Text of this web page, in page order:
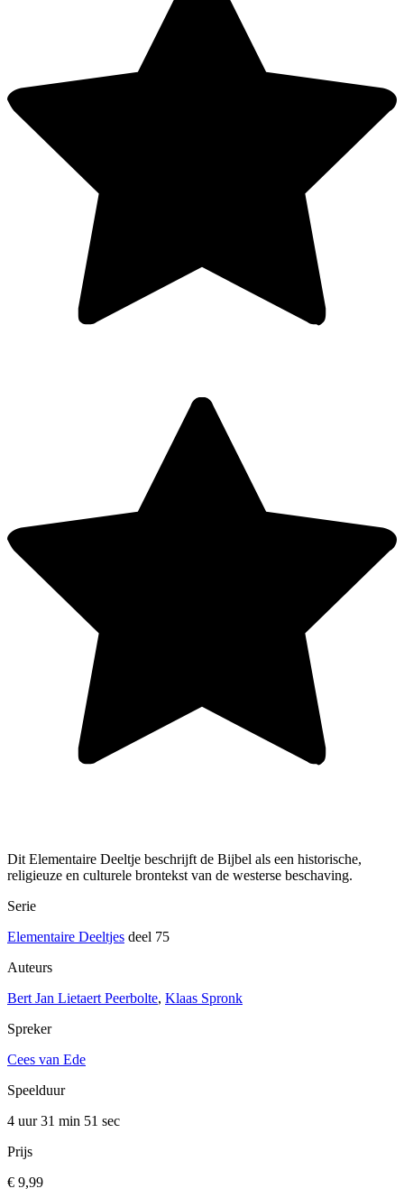
Dit Elementaire Deeltje beschrijft de Bijbel als een historische,
religieuze en culturele brontekst van de westerse beschaving.
Serie
Elementaire Deeltjes deel 75
Auteurs
Bert Jan Lietaert Peerbolte, Klaas Spronk
Spreker
Cees van Ede
Speelduur
4 uur 31 min 51 sec
Prijs
€ 9,99